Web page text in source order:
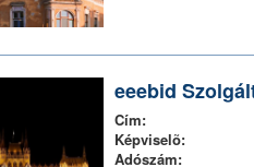
eeebid
Cím:
Képviselõ:
Adószám: